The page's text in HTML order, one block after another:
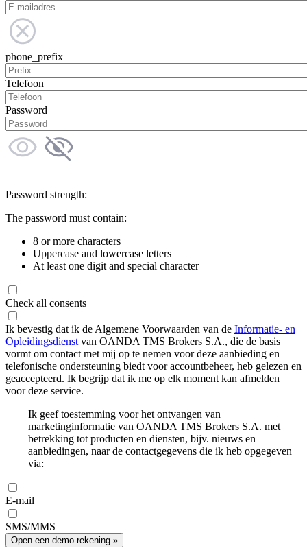
phone_prefix
Telefoon
Password
Password strength:
The password must contain:
8 or more characters
Uppercase and lowercase letters
At least one digit and special character
Check all consents
Ik bevestig dat ik de Algemene Voorwaarden van de Informatie- en
Opleidingsdienst van OANDA TMS Brokers S.A., die de basis
vormt om contact met mij op te nemen voor deze aanbieding en
telefonische ondersteuning biedt voor accountbeheer, heb gelezen en
geaccepteerd. Ik begrijp dat ik me op elk moment kan afmelden
voor deze service.
Ik geef toestemming voor het ontvangen van
marketinginformatie van OANDA TMS Brokers S.A. met
betrekking tot producten en diensten, bijv. nieuws en
aanbiedingen, naar de contactgegevens die ik heb opgegeven
via:
E-mail
SMS/MMS
Open een demo-rekening »